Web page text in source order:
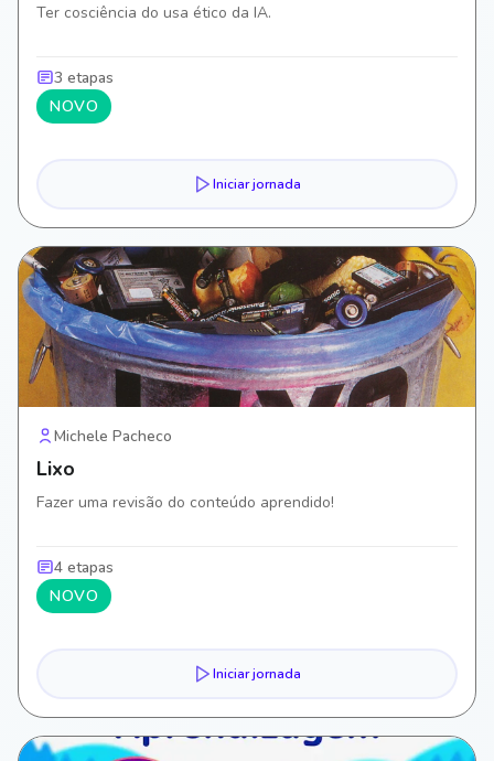
Ter cosciência do usa ético da IA.
3 etapas
NOVO
Iniciar jornada
Michele Pacheco
Lixo
Fazer uma revisão do conteúdo aprendido!
4 etapas
NOVO
Iniciar jornada